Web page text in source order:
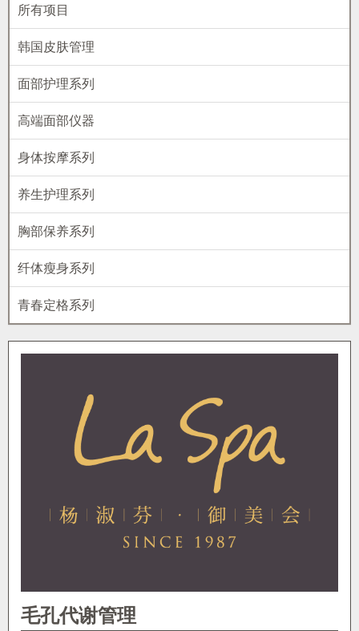
所有项目
韩国皮肤管理
面部护理系列
高端面部仪器
身体按摩系列
养生护理系列
胸部保养系列
纤体瘦身系列
青春定格系列
毛孔代谢管理